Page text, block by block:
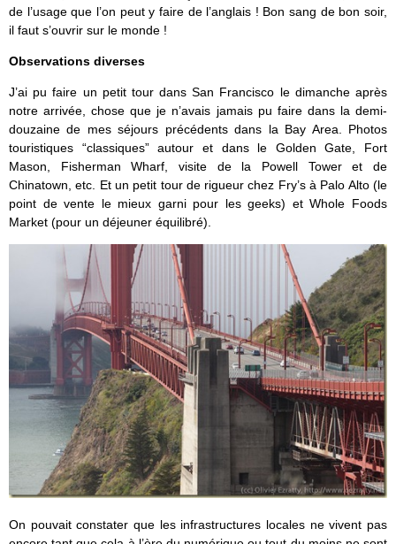
de l’usage que l’on peut y faire de l’anglais ! Bon sang de bon soir,
il faut s’ouvrir sur le monde !
Observations diverses
J’ai pu faire un petit tour dans San Francisco le dimanche après
notre arrivée, chose que je n’avais jamais pu faire dans la demi-
douzaine de mes séjours précédents dans la Bay Area. Photos
touristiques “classiques” autour et dans le Golden Gate, Fort
Mason, Fisherman Wharf, visite de la Powell Tower et de
Chinatown, etc. Et un petit tour de rigueur chez Fry’s à Palo Alto (le
point de vente le mieux garni pour les geeks) et Whole Foods
Market (pour un déjeuner équilibré).
On pouvait constater que les infrastructures locales ne vivent pas